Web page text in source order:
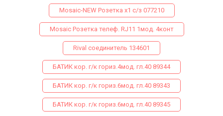
Mosaic-NEW Розетка х1 с/з 077210
Mosaiс Розетка телеф. RJ11 1мод. 4конт
Rival соединитель 134601
БАТИК кор. г/к гориз.4мод. гл.40 89344
БАТИК кор. г/к гориз.6мод. гл.40 89343
БАТИК кор. г/к гориз.6мод. гл.40 89345